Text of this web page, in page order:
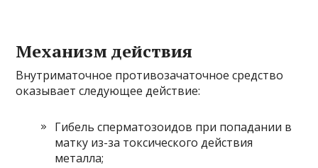
Механизм действия
Внутриматочное противозачаточное средство
оказывает следующее действие:
Гибель сперматозоидов при попадании в
матку из-за токсического действия
металла;